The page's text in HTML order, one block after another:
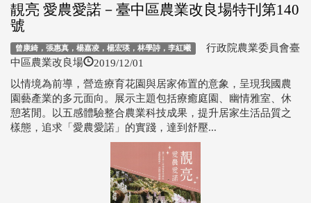
靚亮 愛農愛諾－臺中區農業改良場特刊第140
號
曾康綺，張惠真，楊嘉凌，楊宏瑛，林學詩，李紅曦 行政院農業委員會臺
中區農業改良場
2019/12/01
以情境為前導，營造療育花園與居家佈置的意象，呈現我國農
園藝產業的多元面向。展示主題包括療癒庭園、幽情雅室、休
憩茗閒。以五感體驗整合農業科技成果，提升居家生活品質之
樣態，追求「愛農愛諾」的實踐，達到舒壓...